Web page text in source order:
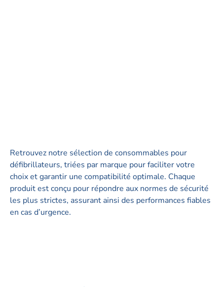
Retrouvez notre sélection de consommables pour
défibrillateurs, triées par marque pour faciliter votre
choix et garantir une compatibilité optimale. Chaque
produit est conçu pour répondre aux normes de sécurité
les plus strictes, assurant ainsi des performances fiables
en cas d’urgence.